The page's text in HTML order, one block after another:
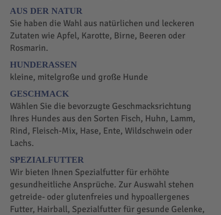
AUS DER NATUR
Sie haben die Wahl aus natürlichen und leckeren
Zutaten wie Apfel, Karotte, Birne, Beeren oder
Rosmarin.
HUNDERASSEN
kleine, mitelgroße und große Hunde
GESCHMACK
Wählen Sie die bevorzugte Geschmacksrichtung
Ihres Hundes aus den Sorten Fisch, Huhn, Lamm,
Rind, Fleisch-Mix, Hase, Ente, Wildschwein oder
Lachs.
SPEZIALFUTTER
Wir bieten Ihnen Spezialfutter für erhöhte
gesundheitliche Ansprüche. Zur Auswahl stehen
getreide- oder glutenfreies und hypoallergenes
Futter, Hairball, Spezialfutter für gesunde Gelenke,